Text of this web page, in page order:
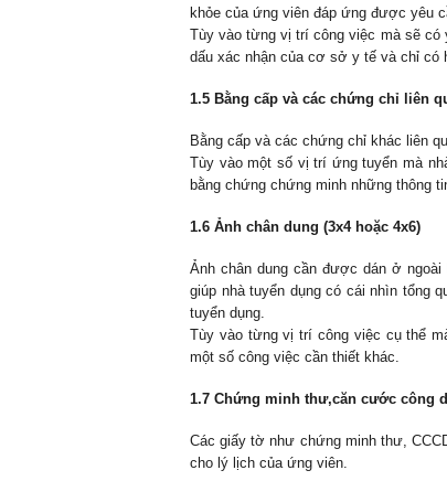
khỏe của ứng viên đáp ứng được yêu
Tùy vào từng vị trí công việc mà sẽ có
dấu xác nhận của cơ sở y tế và chỉ có
1.5 Bằng cấp và các chứng chỉ liên
Bằng cấp và các chứng chỉ khác liên
Tùy vào một số vị trí ứng tuyển mà
bằng chứng chứng minh những thông
1.6 Ảnh chân dung (3x4 hoặc 4x6)
Ảnh chân dung cần được dán ở
giúp nhà tuyển dụng có cái nhìn tổng
tuyển dụng.
Tùy vào từng vị trí công việc cụ thể
một số công việc cần thiết khác.
1.7 Chứng minh thư,căn cước công
Các giấy tờ như chứng minh thư,
cho lý lịch của ứng viên.